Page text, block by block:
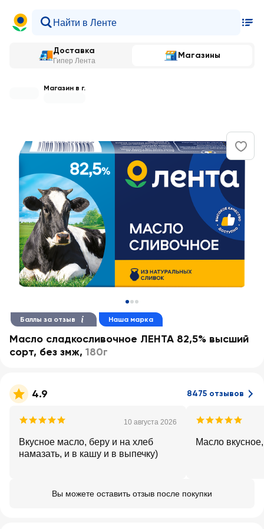
Доставка
Гипер Лента
Магазины
Магазин в г.
Баллы за отзыв Наша марка
Масло сладкосливочное ЛЕНТА 82,5% высший
сорт, без змж, 180г
4.9 8475 отзывов
10 августа 2026
Вкусное масло, беру и на хлеб
намазать, и в кашу и в выпечку)
Масло
Вы можете оставить отзыв после покупки